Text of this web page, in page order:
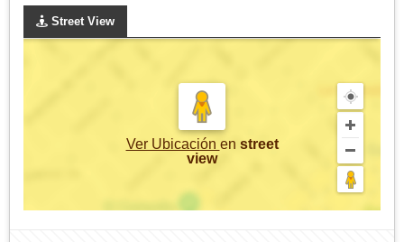
Street View
Ver Ubicación en street
view